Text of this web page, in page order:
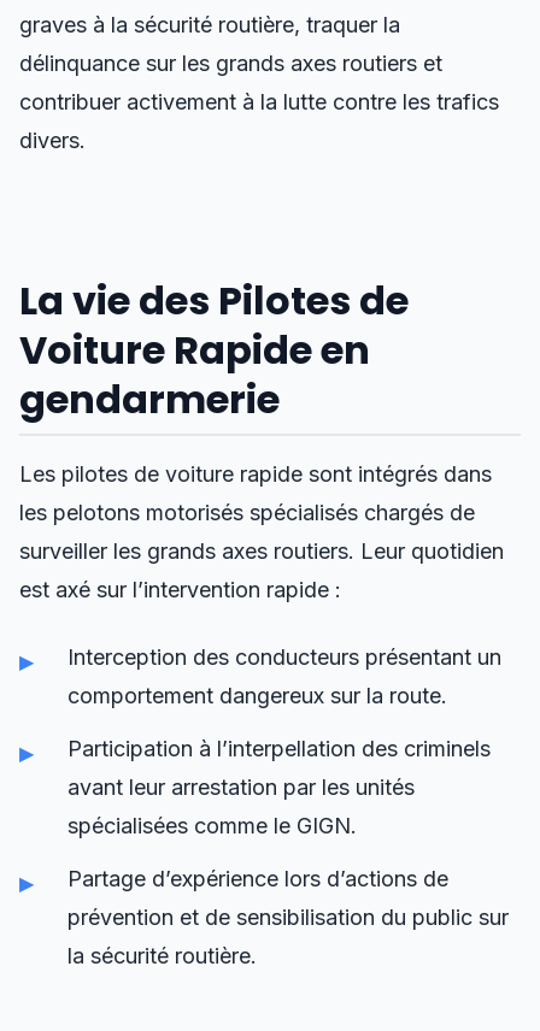
graves à la sécurité routière, traquer la
délinquance sur les grands axes routiers et
contribuer activement à la lutte contre les trafics
divers.
La vie des Pilotes de
Voiture Rapide en
gendarmerie
Les pilotes de voiture rapide sont intégrés dans
les pelotons motorisés spécialisés chargés de
surveiller les grands axes routiers. Leur quotidien
est axé sur l’intervention rapide :
Interception des conducteurs présentant un
comportement dangereux sur la route.
Participation à l’interpellation des criminels
avant leur arrestation par les unités
spécialisées comme le GIGN.
Partage d’expérience lors d’actions de
prévention et de sensibilisation du public sur
la sécurité routière.